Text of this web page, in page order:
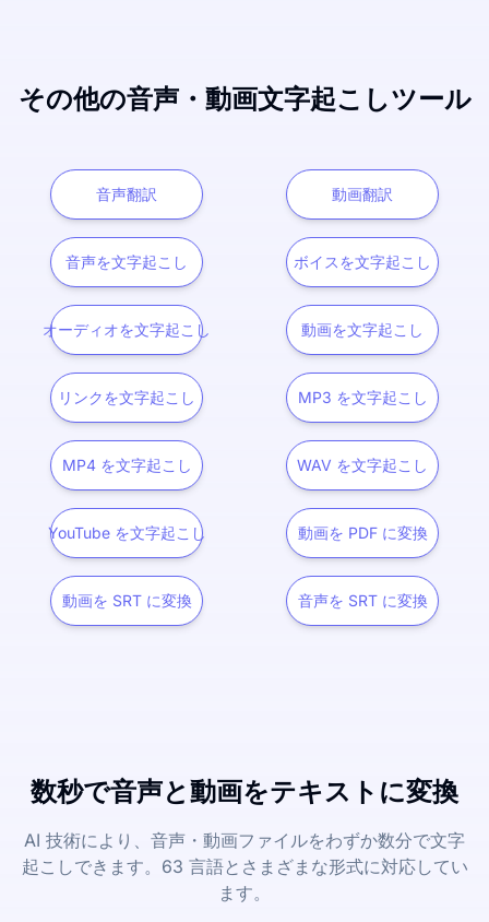
その他の音声・動画文字起こしツール
音声翻訳 動画翻訳
音声を文字起こし ボイスを文字起こし
オーディオを文字起こし 動画を文字起こし
リンクを文字起こし MP3 を文字起こし
MP4 を文字起こし WAV を文字起こし
YouTube を文字起こし 動画を PDF に変換
動画を SRT に変換 音声を SRT に変換
数秒で音声と動画をテキストに変換
AI 技術により、音声・動画ファイルをわずか数分で文字
起こしできます。63 言語とさまざまな形式に対応してい
ます。